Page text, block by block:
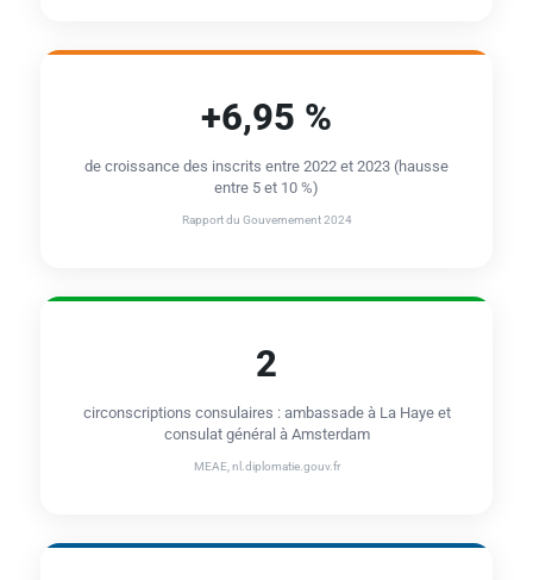
+6,95 %
de croissance des inscrits entre 2022 et 2023 (hausse
entre 5 et 10 %)
Rapport du Gouvernement 2024
2
circonscriptions consulaires : ambassade à La Haye et
consulat général à Amsterdam
MEAE, nl.diplomatie.gouv.fr